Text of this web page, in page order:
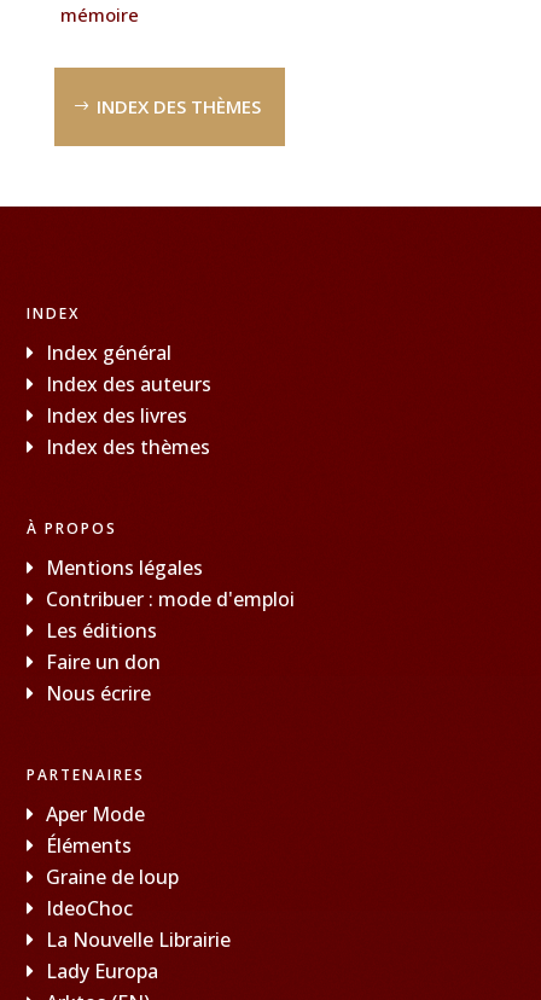
mémoire
INDEX DES THÈMES
INDEX
Index général
Index des auteurs
Index des livres
Index des thèmes
À PROPOS
Mentions légales
Contribuer : mode d'emploi
Les éditions
Faire un don
Nous écrire
PARTENAIRES
Aper Mode
Éléments
Graine de loup
IdeoChoc
La Nouvelle Librairie
Lady Europa